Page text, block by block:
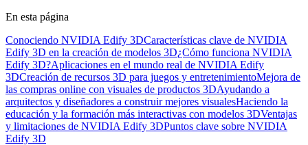
En esta página
Conociendo NVIDIA Edify 3DCaracterísticas clave de NVIDIA
Edify 3D en la creación de modelos 3D¿Cómo funciona NVIDIA
Edify 3D?Aplicaciones en el mundo real de NVIDIA Edify
3DCreación de recursos 3D para juegos y entretenimientoMejora de
las compras online con visuales de productos 3DAyudando a
arquitectos y diseñadores a construir mejores visualesHaciendo la
educación y la formación más interactivas con modelos 3DVentajas
y limitaciones de NVIDIA Edify 3DPuntos clave sobre NVIDIA
Edify 3D